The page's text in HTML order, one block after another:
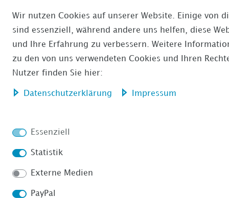
Wir nutzen Cookies auf unserer Website. Einige von
sind essenziell, während andere uns helfen, diese
und Ihre Erfahrung zu verbessern. Weitere
zu den von uns verwendeten Cookies und Ihren
Nutzer finden Sie hier:
Daten­schutz­erklärung Impressum
Essenziell
Statistik
Externe Medien
PayPal